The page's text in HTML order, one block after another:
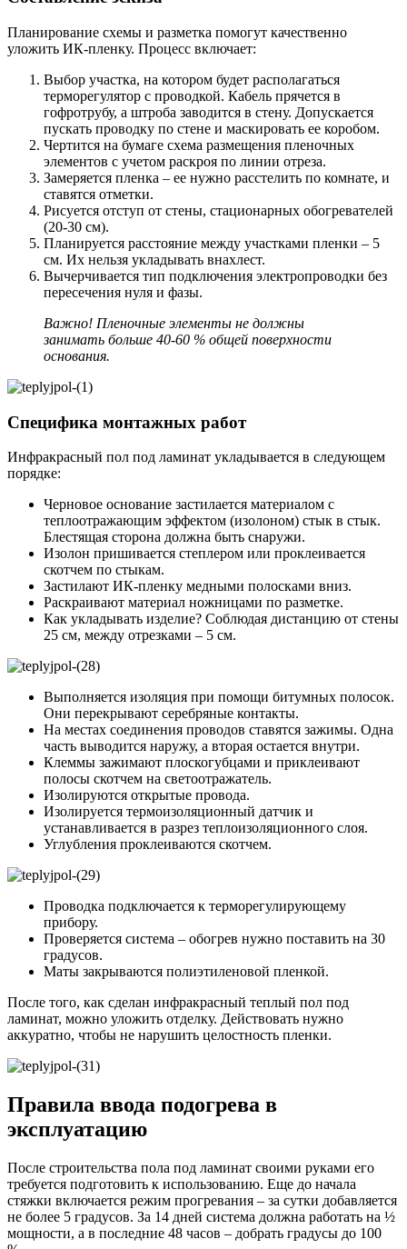
Планирование схемы и разметка помогут качественно
уложить ИК-пленку. Процесс включает:
Выбор участка, на котором будет располагаться
терморегулятор с проводкой. Кабель прячется в
гофротрубу, а штроба заводится в стену. Допускается
пускать проводку по стене и маскировать ее коробом.
Чертится на бумаге схема размещения пленочных
элементов с учетом раскроя по линии отреза.
Замеряется пленка – ее нужно расстелить по комнате, и
ставятся отметки.
Рисуется отступ от стены, стационарных обогревателей
(20-30 см).
Планируется расстояние между участками пленки – 5
см. Их нельзя укладывать внахлест.
Вычерчивается тип подключения электропроводки без
пересечения нуля и фазы.
Важно! Пленочные элементы не должны
занимать больше 40-60 % общей поверхности
основания.
Специфика монтажных работ
Инфракрасный пол под ламинат укладывается в следующем
порядке:
Черновое основание застилается материалом с
теплоотражающим эффектом (изолоном) стык в стык.
Блестящая сторона должна быть снаружи.
Изолон пришивается степлером или проклеивается
скотчем по стыкам.
Застилают ИК-пленку медными полосками вниз.
Раскраивают материал ножницами по разметке.
Как укладывать изделие? Соблюдая дистанцию от стены
25 см, между отрезками – 5 см.
Выполняется изоляция при помощи битумных полосок.
Они перекрывают серебряные контакты.
На местах соединения проводов ставятся зажимы. Одна
часть выводится наружу, а вторая остается внутри.
Клеммы зажимают плоскогубцами и приклеивают
полосы скотчем на светоотражатель.
Изолируются открытые провода.
Изолируется термоизоляционный датчик и
устанавливается в разрез теплоизоляционного слоя.
Углубления проклеиваются скотчем.
Проводка подключается к терморегулирующему
прибору.
Проверяется система – обогрев нужно поставить на 30
градусов.
Маты закрываются полиэтиленовой пленкой.
После того, как сделан инфракрасный теплый пол под
ламинат, можно уложить отделку. Действовать нужно
аккуратно, чтобы не нарушить целостность пленки.
Правила ввода подогрева в
эксплуатацию
После строительства пола под ламинат своими руками его
требуется подготовить к использованию. Еще до начала
стяжки включается режим прогревания – за сутки добавляется
не более 5 градусов. За 14 дней система должна работать на ½
мощности, а в последние 48 часов – добрать градусы до 100